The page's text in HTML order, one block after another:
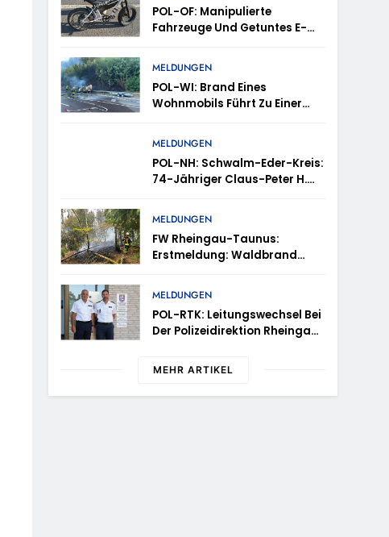
Hinweise Erbeten Und Wer Hat Den Fahrraddieb
– Evtl. In Thüringen Unterwegs
4. August 2026
Gestoppt-
POL-OF: Manipulierte
Fahrzeuge Und Getuntes E-
Decken Gleich Mehrere
Verstöße Auf
MELDUNGEN
POL-WI: Brand Eines
Wohnmobils Führt Zu Einer
Niedernhausen
MELDUNGEN
POL-NH: Schwalm-Eder-Kreis:
74-Jähriger Claus-Peter H.
MELDUNGEN
FW Rheingau-Taunus:
Erstmeldung: Waldbrand
Hettenhain Und Taunusstein-
Seitzenhahn – Rund 150
Einsatzkräfte Im Einsatz
MELDUNGEN
POL-RTK: Leitungswechsel Bei
Der Polizeidirektion Rheingau-
MEHR ARTIKEL